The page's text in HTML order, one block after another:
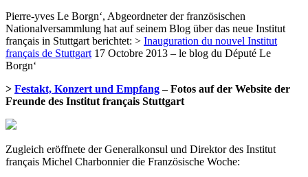
Pierre-yves Le Borgn‘, Abgeordneter der französischen
Nationalversammlung hat auf seinem Blog über das neue Institut
français in Stuttgart berichtet: > Inauguration du nouvel Institut
français de Stuttgart17 Octobre 2013 – le blog du Député Le
Borgn‘
> Festakt, Konzert und Empfang– Fotos auf der Website der
Freunde des Institut français Stuttgart
Zugleich eröffnete der Generalkonsul und Direktor des Institut
français Michel Charbonnier die Französische Woche: